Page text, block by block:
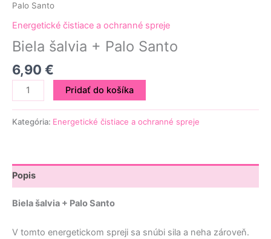
Palo Santo
Energetické čistiace a ochranné spreje
Biela šalvia + Palo Santo
6,90 €
Pridať do košíka
Kategória: Energetické čistiace a ochranné spreje
Popis
Biela šalvia + Palo Santo
V tomto energetickom spreji sa snúbi sila a neha zároveň.